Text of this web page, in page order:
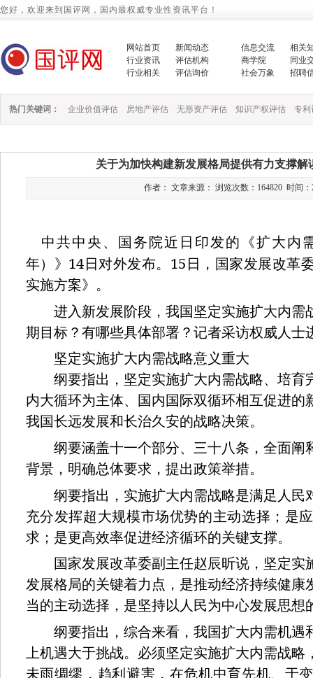
您好，欢迎来到国评网，国内最权威专业性资讯平台！
网站首页
新闻动态
行业资讯
评估机构
行业相关
评估询价
信息交流
相关
商学院
同业
社会万象
招聘
热门关键词： 企业价值评估 房地产评估 无形资产评估 知识产权评估 专利
关于为加快构建新发展格局提供有力支撑解
作者： 文章来源： 浏览次数：164820 时间：
中共中央、国务院近日印发的《扩大内
年）》 14 日对外发布。 15 日，国家发展改革
实施方案》。
进入新发展阶段，我国坚定实施扩大内需
期目标？有哪些具体部署？记者采访权威人士
坚定实施扩大内需战略意义重大
纲要指出，坚定实施扩大内需战略、培育
内大循环为主体、国内国际双循环相互促进的
我国长远发展和长治久安的战略决策。
纲要涵盖十一个部分、三十八条，全面阐
背景，明确总体要求，提出政策举措。
纲要指出，实施扩大内需战略是满足人民
充分发挥超大规模市场优势的主动选择；是
求；是更高效率促进经济循环的关键支撑。
国家发展改革委副主任赵辰昕说，坚定实
发展格局的关键着力点，是推动经济持续健康
当的主动选择，是坚持以人民为中心发展思想
纲要指出，综合来看，我国扩大内需机遇
上机遇大于挑战。必须坚定实施扩大内需战
未雨绸缪，趋利避害，在危机中育先机、于